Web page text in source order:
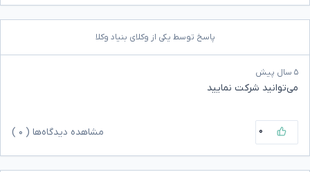
پاسخ توسط یکی از وکلای بنیاد وکلا
۵ سال پیش
می‌توانید شرکت نمایید
۰ مشاهده دیدگاه‌ها ( ۰